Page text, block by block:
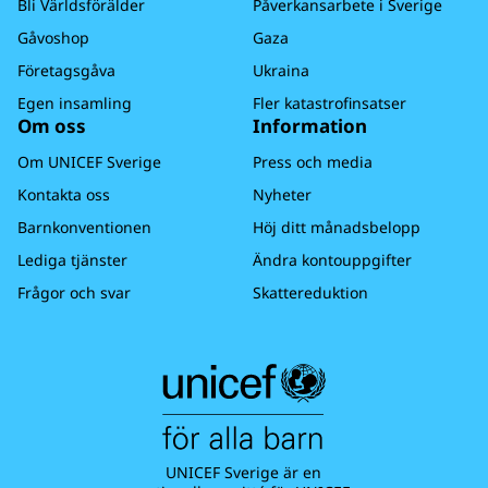
gåvokort och minneskort).
Läs mer om
återbetalning i vår
insamlingspolicy.
Vänligen kontakta oss på unicef@unicef.se om
du inte har fått din faktura inom 3h så hjälper
vi dig.
Varmt tack för din gåva och stöd till barns
rättigheter - du gör stor skillnad för alla barn!
Bli Världsförälder
Gåvoshop
Företagsgåva
Egen insamling
Påverkansarbete i Sverige
Gaza
Ukraina
Fler katastrofinsatser
Om oss
Om UNICEF Sverige
Kontakta oss
Barnkonventionen
Lediga tjänster
Frågor och svar
Information
Press och media
Nyheter
Höj ditt månadsbelopp
Ändra kontouppgifter
Skattereduktion
UNICEF Sverige är en